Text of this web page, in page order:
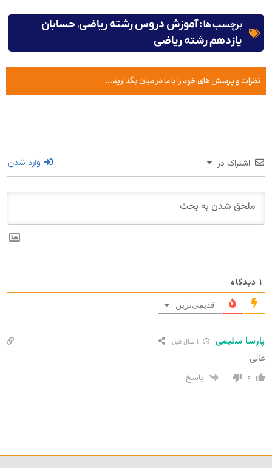
برچسب ها :آموزش دروس رشته ریاضی,حسابان
یازدهم رشته ریاضی
نظرات و پرسش های خود را با ما در میان بگذارید...
اشتراک در وارد شدن
۱ دیدگاه
قدیمی‌ترین
پارسا سلیمی
عالی
۰ پاسخ